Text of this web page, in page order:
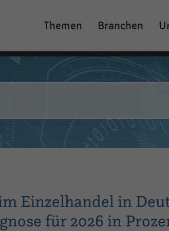
Main
navigation
Themen Branchen
Einzelhandel in
für 2026 in